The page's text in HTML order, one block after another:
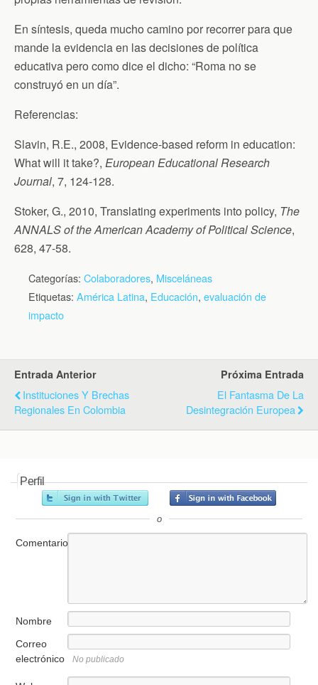
En síntesis, queda mucho camino por recorrer para que
mande la evidencia en las decisiones de política
educativa pero como dice el dicho: “Roma no se
construyó en un día”.
Referencias:
Slavin, R.E., 2008, Evidence-based reform in education:
What will it take?, European Educational Research
Journal, 7, 124-128.
Stoker, G., 2010, Translating experiments into policy, The
ANNALS of the American Academy of Political Science,
628, 47-58.
Categorías: Colaboradores, Misceláneas
Etiquetas: América Latina, Educación, evaluación de
impacto
Entrada Anterior
Instituciones Y Brechas
Regionales En Colombia
Próxima Entrada
El Fantasma De La
Desintegración Europea
Perfil
o
Comentario
Nombre
Correo
electrónico
No publicado